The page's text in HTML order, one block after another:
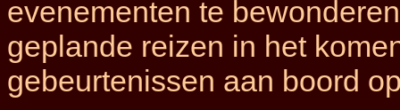
evenementen te
geplande reizen in het
gebeurtenissen aan boord